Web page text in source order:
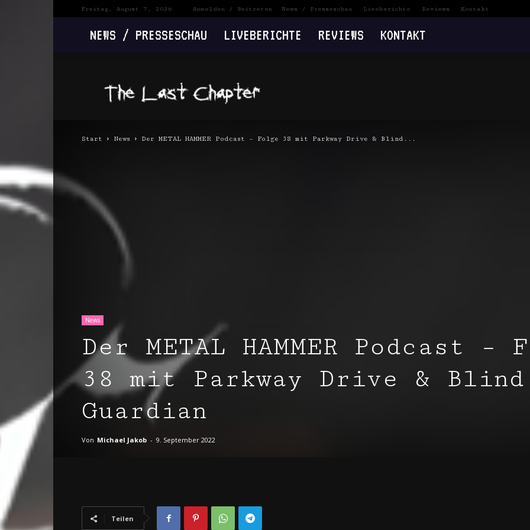
Freitag, August 7, 2026 Anmelden / Beitreten News / Presseschau Liveberichte Reviews Kontakt
NEWS / PRESSESCHAU LIVEBERICHTE REVIEWS KONTAKT
Last
Chapter
Start News Der METAL HAMMER Podcast – Folge 38 mit Parkway Drive & Blind...
News
Der METAL HAMMER Podcast –
38 mit Parkway Drive & Blind
Guardian
Von Michael Jakob - 9. September 2022
Teilen